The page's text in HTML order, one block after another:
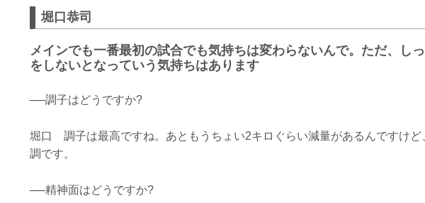
堀口恭司
メインでも一番最初の試合でも気持ちは変わらないんで。ただ、し
をしないとなっていう気持ちはあります
──調子はどうですか?
堀口 調子は最高ですね。あともうちょい2キロぐらい減量があるんですけど
調です。
──精神面はどうですか?